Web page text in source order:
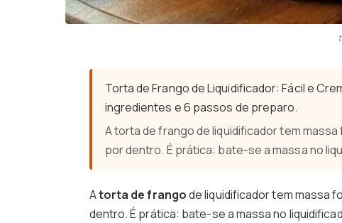
Torta de Frango de Liquidificador: Fácil e
ingredientes e 6 passos de preparo.
A torta de frango de liquidificador tem
por dentro. É prática: bate-se a massa no
Atorta de frangode liquidificador tem massa
dentro. É prática: bate-se a massa no